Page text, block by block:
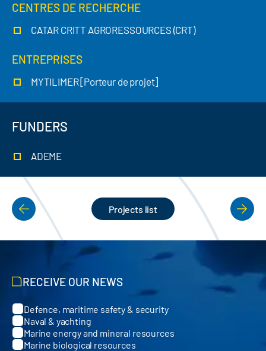
CENTRES DE RECHERCHE
CATAR CRITT AGRORESSOURCES (CRT)
ENTREPRISES
MYTILIMER [Porteur de projet]
FUNDERS
ADEME
PAGINATION
Projects list
RECEIVE OUR NEWS
Categories
Defence, maritime safety & security
Naval & yachting
Marine energy and mineral resources
Marine biological resources